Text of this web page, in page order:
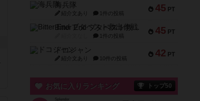
45 PT
海兵隊
紹介文あり 1件の投稿
45 PT
Bitter End ブタペスト救出作戦
1件の投稿
42 PT
ドコジャン
紹介文あり 10件の投稿
お気に入りランキング トップ50